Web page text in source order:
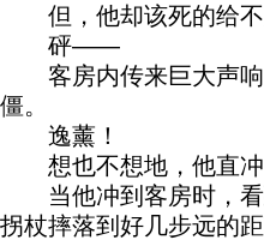
但，他却该死的给不
砰——
客房内传来巨大声响
僵。
逸薰！
想也不想地，他直冲
当他冲到客房时，看
拐杖摔落到好几步远的